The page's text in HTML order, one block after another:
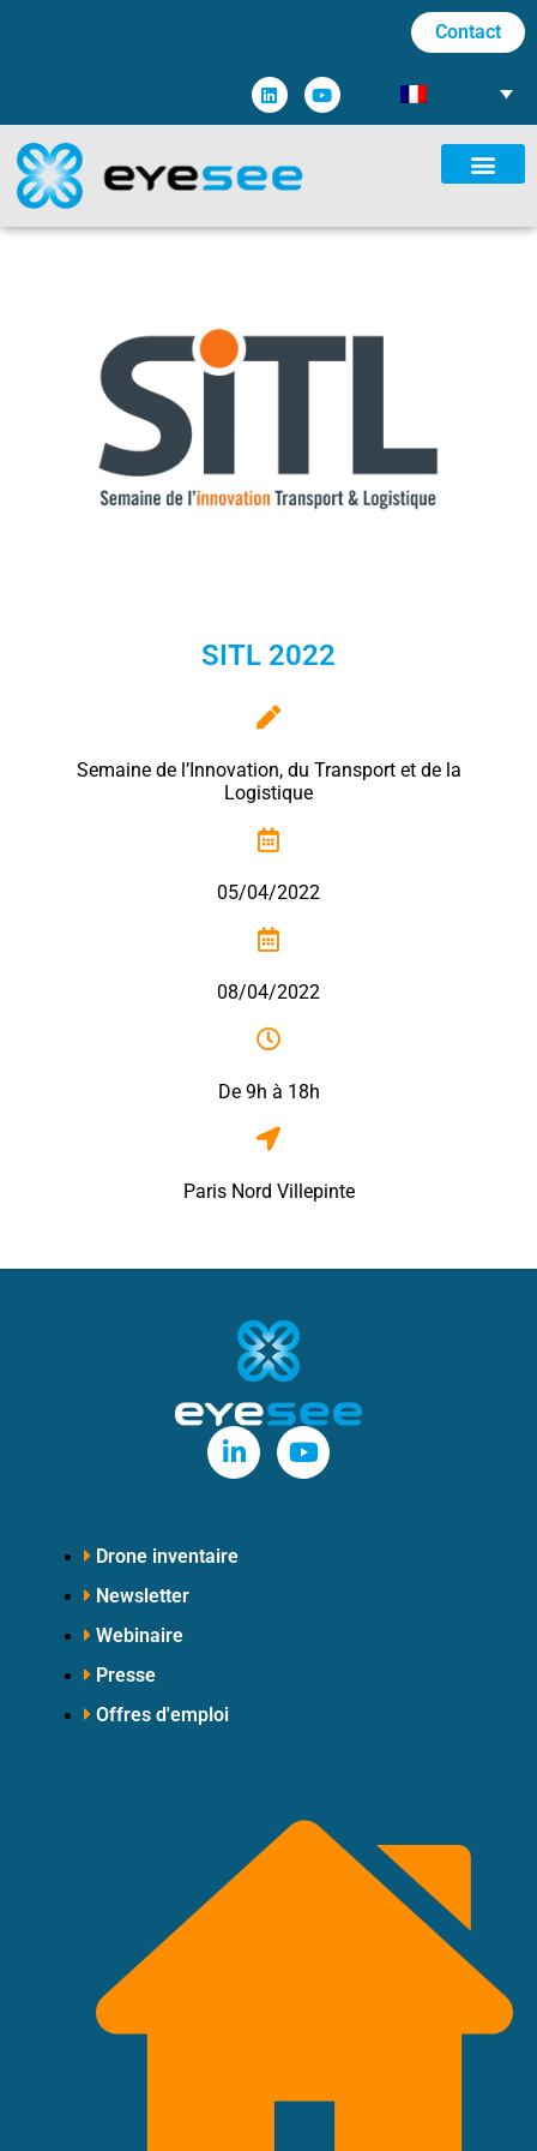
Contact
SITL 2022
Semaine de l’Innovation, du Transport et de la
Logistique
05/04/2022
08/04/2022
De 9h à 18h
Paris Nord Villepinte
Drone inventaire
Newsletter
Webinaire
Presse
Offres d'emploi